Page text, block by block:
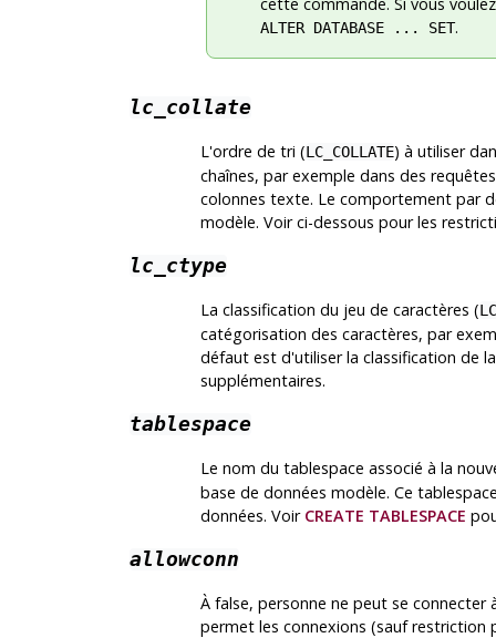
ALTER DATABASE ... SET.
lc_collate
L'ordre de tri (LC_COLLATE) à utiliser
chaînes, par exemple dans des
colonnes texte. Le comportement par
modèle. Voir ci-dessous pour les
lc_ctype
La classification du jeu de caractères (
catégorisation des caractères, par
défaut est d'utiliser la classification de
supplémentaires.
tablespace
Le nom du tablespace associé à la
base de données modèle. Ce
données. Voir CREATE TABLESPACE
allowconn
À false, personne ne peut se
permet les connexions (sauf